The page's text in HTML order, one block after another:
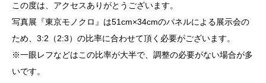
この度は、アクセスありがとうございます。
写真展『東京モノクロ』は51cm×34cmのパネルによる展示会の
ため、3:2（2:3）の比率に合わせて頂く必要がございます。
※一眼レフなどはこの比率が大半で、調整の必要がない場合が多
いです。